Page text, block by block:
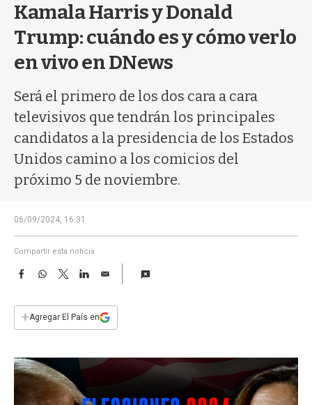
e
Kamala Harris y Donald
Trump: cuándo es y cómo verlo
en vivo en DNews
Será el primero de los dos cara a cara
televisivos que tendrán los principales
candidatos a la presidencia de los Estados
Unidos camino a los comicios del
próximo 5 de noviembre.
06/09/2024, 16:31
Compartir esta noticia
F
e
b
k
W
s
p
T
w
t
L
n
E
i
l
+Agregar El País en